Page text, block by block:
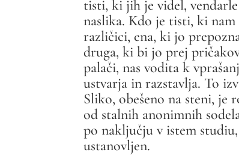
tisti, ki jih je videl,
naslika. Kdo je tisti, ki nam
različici, ena, ki jo
druga, ki bi jo prej
palači, nas vodita k
ustvarja in razstavlja. To
Sliko, obešeno na steni, je
od stalnih anonimnih
po naključju v istem
ustanovljen.